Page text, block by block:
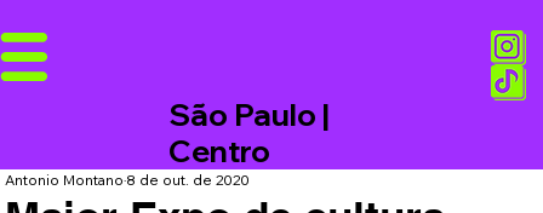
São Paulo |
Centro
Antonio Montano8 de out. de 2020